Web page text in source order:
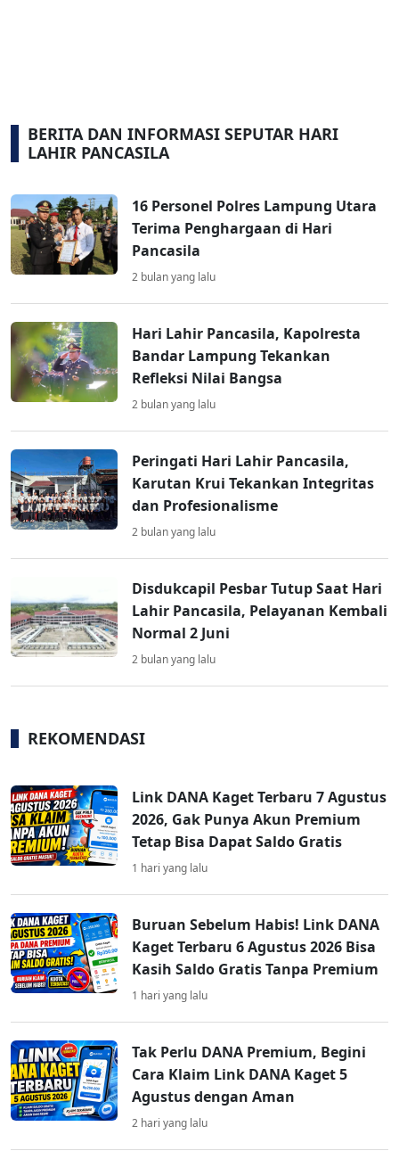
BERITA DAN INFORMASI SEPUTAR HARI
LAHIR PANCASILA
16 Personel Polres Lampung Utara
Terima Penghargaan di Hari
Pancasila
2 bulan yang lalu
Hari Lahir Pancasila, Kapolresta
Bandar Lampung Tekankan
Refleksi Nilai Bangsa
2 bulan yang lalu
Peringati Hari Lahir Pancasila,
Karutan Krui Tekankan Integritas
dan Profesionalisme
2 bulan yang lalu
Disdukcapil Pesbar Tutup Saat Hari
Lahir Pancasila, Pelayanan Kembali
Normal 2 Juni
2 bulan yang lalu
REKOMENDASI
Link DANA Kaget Terbaru 7 Agustus
2026, Gak Punya Akun Premium
Tetap Bisa Dapat Saldo Gratis
1 hari yang lalu
Buruan Sebelum Habis! Link DANA
Kaget Terbaru 6 Agustus 2026 Bisa
Kasih Saldo Gratis Tanpa Premium
1 hari yang lalu
Tak Perlu DANA Premium, Begini
Cara Klaim Link DANA Kaget 5
Agustus dengan Aman
2 hari yang lalu